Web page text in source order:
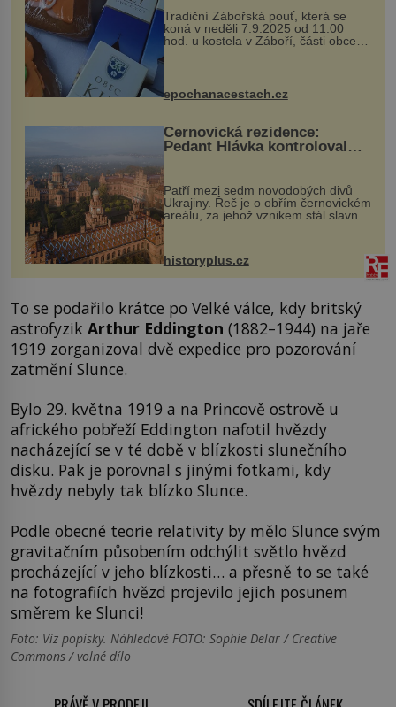
Tradiční Zábořská pouť, která se
koná v neděli 7.9.2025 od 11:00
hod. u kostela v Záboří, části obce
Kly u Mělníka. V programu naleznete
komentovanou prohlídku kostela,
epochanacestach.cz
Černovická rezidence:
Pedant Hlávka kontroloval
Patří mezi sedm novodobých divů
Ukrajiny. Řeč je o obřím černovickém
areálu, za jehož vznikem stál slavný
český architekt Josef Hlávka. Ten si
na něm dal mimořádně záležet. Jeho
stavební plány by při ...
historyplus.cz
To se podařilo krátce po Velké válce, kdy britský
astrofyzik Arthur Eddington (1882–1944) na jaře
1919 zorganizoval dvě expedice pro pozorování
zatmění Slunce.
Bylo 29. května 1919 a na Princově ostrově u
afrického pobřeží Eddington nafotil hvězdy
nacházející se v té době v blízkosti slunečního
disku. Pak je porovnal s jinými fotkami, kdy
hvězdy nebyly tak blízko Slunce.
Podle obecné teorie relativity by mělo Slunce svým
gravitačním působením odchýlit světlo hvězd
procházející v jeho blízkosti… a přesně to se také
na fotografiích hvězd projevilo jejich posunem
směrem ke Slunci!
Foto: Viz popisky. Náhledové FOTO: Sophie Delar / Creative
Commons / volné dílo